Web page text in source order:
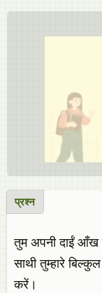
प्रश्न
तुम अपनी दाईं आँख
साथी तुम्हारे
करें।